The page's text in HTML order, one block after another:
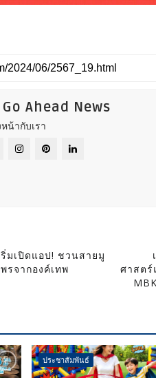
Ahead News
น้ากับเรา
มเปิดแอป! ชวนสายมู
รจากองค์เทพ
ศาสตร์
ประชาสัมพันธ์